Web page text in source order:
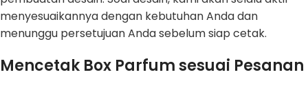
menyesuaikannya dengan kebutuhan Anda dan
menunggu persetujuan Anda sebelum siap cetak.
Mencetak Box Parfum sesuai Pesanan